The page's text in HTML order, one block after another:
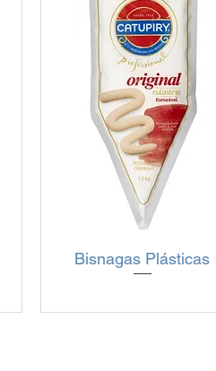
Visualização rápida
Bisnagas Plásticas